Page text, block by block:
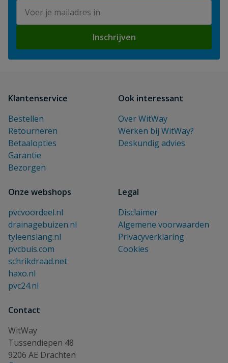
Inschrijven
Klantenservice
Bestellen
Retourneren
Betaalopties
Garantie
Bezorgen
Ook interessant
Over WitWay
Werken bij WitWay?
Deskundig advies
Onze webshops
pvcvoordeel.nl
drainagebuizen.nl
tyleenslang.nl
pvcbuis.com
schrikdraad.net
haxo.nl
pvc24.nl
Legal
Disclaimer
Algemene voorwaarden
Privacyverklaring
Cookies
Contact
WitWay
Tussendiepen 48
9206 AE Drachten